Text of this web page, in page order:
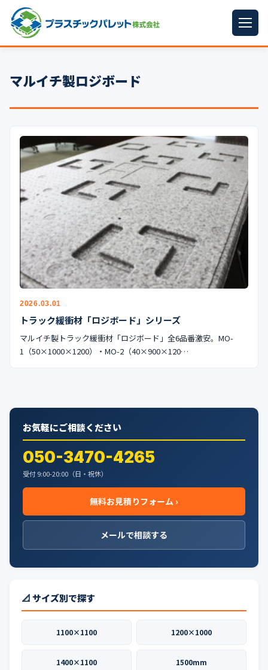
パレットサイズ
プラパレット ▼
コンテナ ▼
中古パレット
再生原料 ▼
梱包資材
イラン情勢まとめ
公式ブログ
会社案内
🇺🇸🇰🇷🇹🇼🇻🇳
マルイチ製ロジボード
2026.03.01
トラック緩衝材「ロジボード」シリーズ
マルイチ製トラック緩衝材「ロジボード」全6品番激安。MO-
1（50×1000×1200）・MO-2（40×900×120…
お気軽にご相談ください
050-3470-4265
受付 9:00-20:00（日・祝休）
無料お見積りフォーム ›
メールで相談する
📐 サイズ別で探す
1100×1100 1200×1000
1400×1100 1500mm